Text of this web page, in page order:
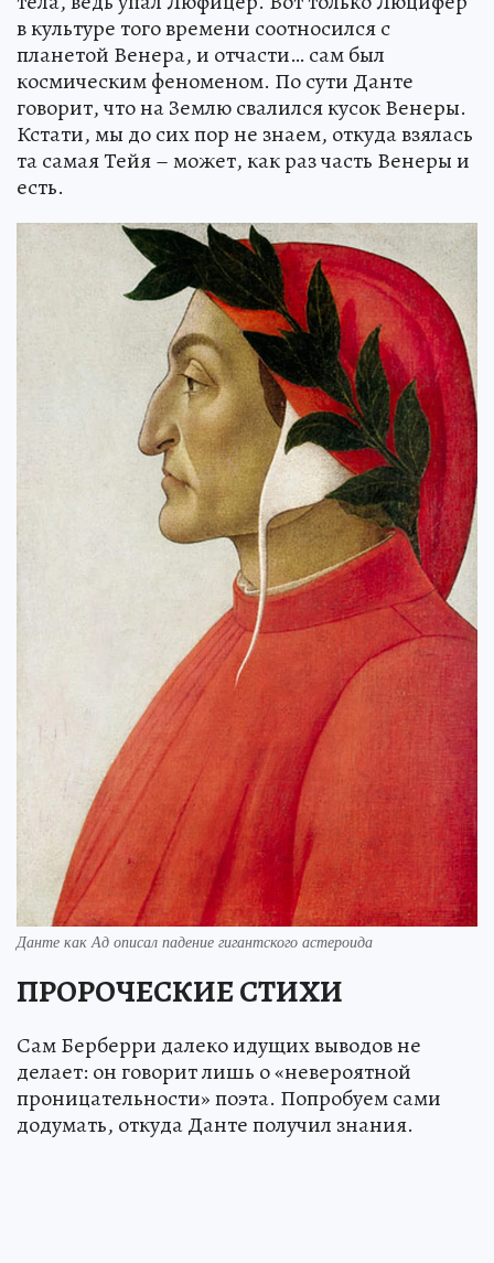
в культуре того времени соотносился с
планетой Венера, и отчасти… сам был
космическим феноменом. По сути Данте
говорит, что на Землю свалился кусок Венеры.
Кстати, мы до сих пор не знаем, откуда взялась
та самая Тейя – может, как раз часть Венеры и
есть.
Данте как Ад описал падение гигантского астероида
ПРОРОЧЕСКИЕ СТИХИ
Сам Берберри далеко идущих выводов не
делает: он говорит лишь о «невероятной
проницательности» поэта. Попробуем сами
додумать, откуда Данте получил знания.